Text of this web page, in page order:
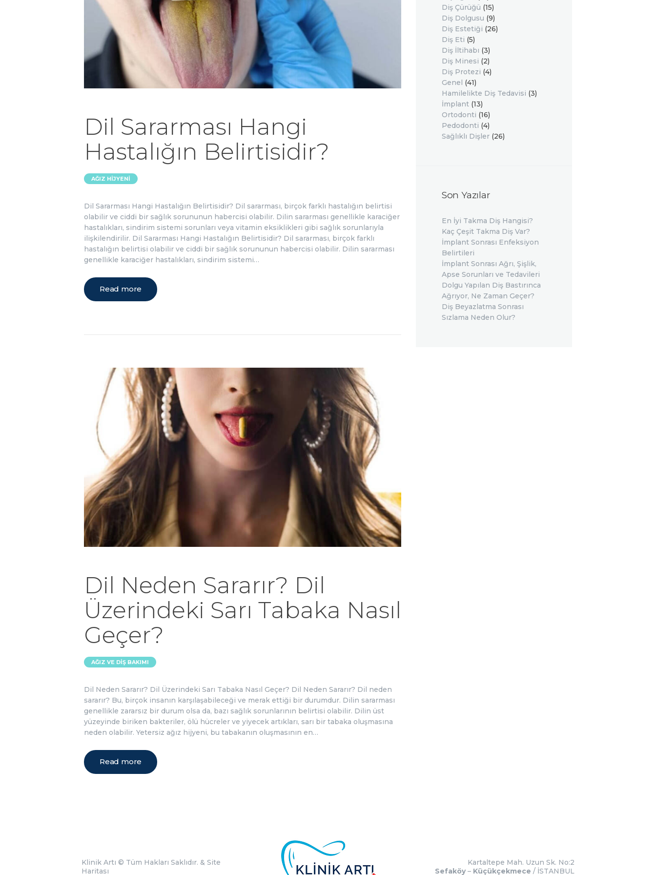
İLETIŞIM
Dil Sararması Hangi
Hastalığın Belirtisidir?
AĞIZ HIJYENI
Dil Sararması Hangi Hastalığın Belirtisidir? Dil sararması, birçok farklı hastalığın belirtisi
olabilir ve ciddi bir sağlık sorununun habercisi olabilir. Dilin sararması genellikle karaciğer
hastalıkları, sindirim sistemi sorunları veya vitamin eksiklikleri gibi sağlık sorunlarıyla
ilişkilendirilir. Dil Sararması Hangi Hastalığın Belirtisidir? Dil sararması, birçok farklı
hastalığın belirtisi olabilir ve ciddi bir sağlık sorununun habercisi olabilir. Dilin sararması
genellikle karaciğer hastalıkları, sindirim sistemi…
Read more
Dil Neden Sararır? Dil
Üzerindeki Sarı Tabaka Nasıl
Geçer?
AĞIZ VE DIŞ BAKIMI
Dil Neden Sararır? Dil Üzerindeki Sarı Tabaka Nasıl Geçer? Dil Neden Sararır? Dil neden
sararır? Bu, birçok insanın karşılaşabileceği ve merak ettiği bir durumdur. Dilin sararması
genellikle zararsız bir durum olsa da, bazı sağlık sorunlarının belirtisi olabilir. Dilin üst
yüzeyinde biriken bakteriler, ölü hücreler ve yiyecek artıkları, sarı bir tabaka oluşmasına
neden olabilir. Yetersiz ağız hijyeni, bu tabakanın oluşmasının en…
Read more
Diş Çürüğü (15)
Diş Dolgusu (9)
Diş Estetiği (26)
Diş Eti (5)
Diş İltihabı (3)
Diş Minesi (2)
Diş Protezi (4)
Genel (41)
Hamilelikte Diş Tedavisi (3)
İmplant(13)
Ortodonti (16)
Pedodonti (4)
Sağlıklı Dişler(26)
Son Yazılar
En İyi Takma Diş Hangisi?
Kaç Çeşit Takma Diş Var?
İmplant Sonrası Enfeksiyon
Belirtileri
İmplant Sonrası Ağrı, Şişlik,
Apse Sorunları ve Tedavileri
Dolgu Yapılan Diş Bastırınca
Ağrıyor, Ne Zaman Geçer?
Diş Beyazlatma Sonrası
Sızlama Neden Olur?
Klinik Artı © Tüm Hakları Saklıdır. & Site
Haritası
Kartaltepe Mah. Uzun Sk. No:2
Sefaköy– Küçükçekmece / İSTANBUL